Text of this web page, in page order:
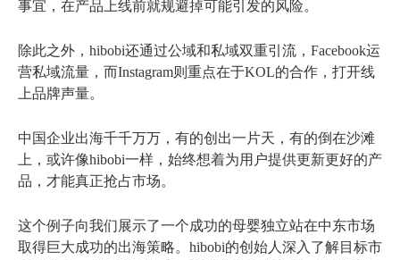
事宜，在产品上线前就规避掉可能引发的风险。
除此之外，hibobi还通过公域和私域双重引流，Facebook运
营私域流量，而Instagram则重点在于KOL的合作，打开线
上品牌声量。
中国企业出海千千万万，有的创出一片天，有的倒在沙滩
上，或许像hibobi一样，始终想着为用户提供更新更好的产
品，才能真正抢占市场。
这个例子向我们展示了一个成功的母婴独立站在中东市场
取得巨大成功的出海策略。hibobi的创始人深入了解目标市